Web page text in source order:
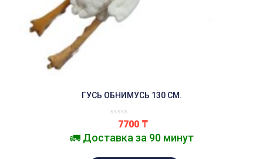
ГУСЬ ОБНИМУСЬ 130 СМ.
7700 ₸
🚛 Доставка за 90 минут